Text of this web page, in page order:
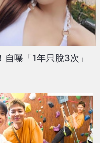
自曝「1年只脫3次」